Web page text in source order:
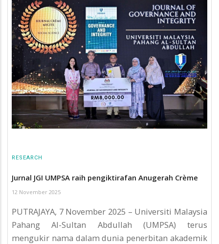
RESEARCH
Jurnal JGI UMPSA raih pengiktirafan Anugerah Crѐme
12 November 2025
PUTRAJAYA, 7 November 2025 – Universiti Malaysia
Pahang Al-Sultan Abdullah (UMPSA) terus
mengukir nama dalam dunia penerbitan akademik